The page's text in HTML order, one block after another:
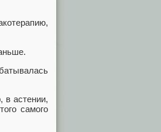
астении,
самого